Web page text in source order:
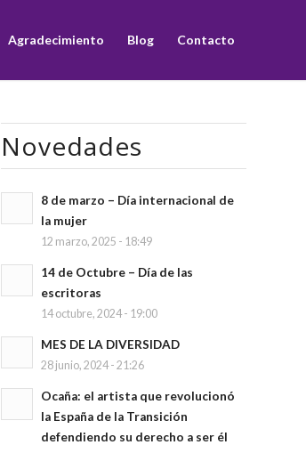
Agradecimiento Blog Contacto
Novedades
8 de marzo – Día internacional de
la mujer
12 marzo, 2025 - 18:49
14 de Octubre – Día de las
escritoras
14 octubre, 2024 - 19:00
MES DE LA DIVERSIDAD
28 junio, 2024 - 21:26
Ocaña: el artista que revolucionó
la España de la Transición
defendiendo su derecho a ser él